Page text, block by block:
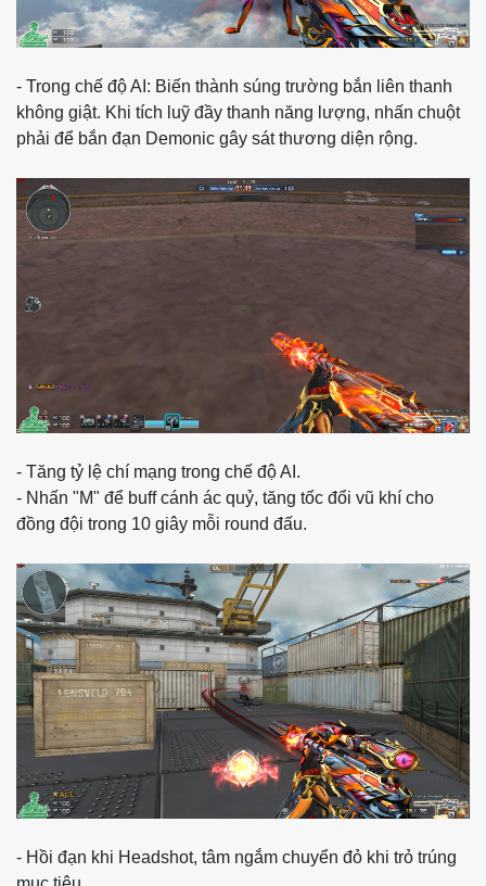
- Trong chế độ AI: Biến thành súng trường bắn liên thanh
không giật. Khi tích luỹ đầy thanh năng lượng, nhấn chuột
phải để bắn đạn Demonic gây sát thương diện rộng.
- Tăng tỷ lệ chí mạng trong chế độ AI.
- Nhấn "M" để buff cánh ác quỷ, tăng tốc đổi vũ khí cho
đồng đội trong 10 giây mỗi round đấu.
- Hồi đạn khi Headshot, tâm ngắm chuyển đỏ khi trỏ trúng